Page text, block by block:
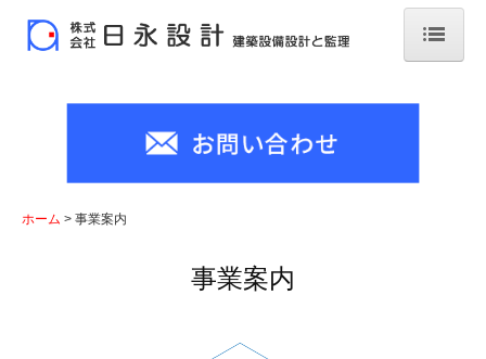
事業案内
ホーム 事業案内
事業案内